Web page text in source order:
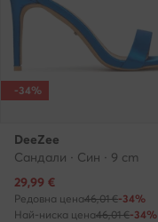
-34%
DeeZee
Сандали · Син · 9 cm
Актуална цена
29,99 €
Редовна цена46,01 €-34%
Най-ниска цена46,01 €-34%